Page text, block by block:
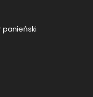
panieński